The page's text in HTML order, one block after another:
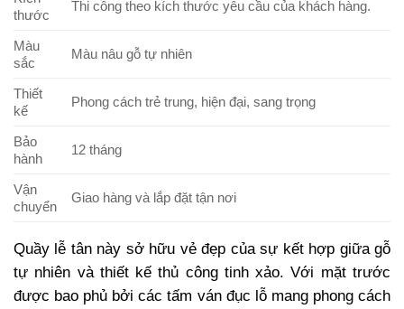
thước
Thi công theo kích thước yêu cầu của khách hàng.
Màu
sắc
Màu nâu gỗ tự nhiên
Thiết
kế
Phong cách trẻ trung, hiện đại, sang trọng
Bảo
hành
12 tháng
Vận
chuyển
Giao hàng và lắp đặt tận nơi
Quầy lễ tân này sở hữu vẻ đẹp của sự kết hợp giữa gỗ
tự nhiên và thiết kế thủ công tinh xảo. Với mặt trước
được bao phủ bởi các tấm ván đục lỗ mang phong cách